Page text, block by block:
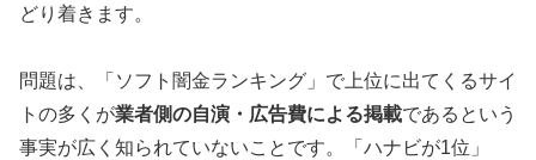
どり着きます。
問題は、「ソフト闇金ランキング」で上位に出てくるサイ
トの多くが業者側の自演・広告費による掲載であるという
事実が広く知られていないことです。「ハナビが1位」